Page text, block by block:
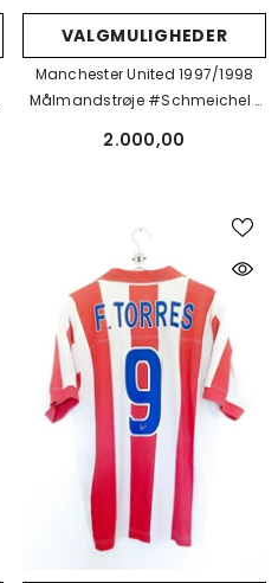
VALGMULIGHEDER
Manchester United 1997/1998
Målmandstrøje #Schmeichel 1
2.000,00